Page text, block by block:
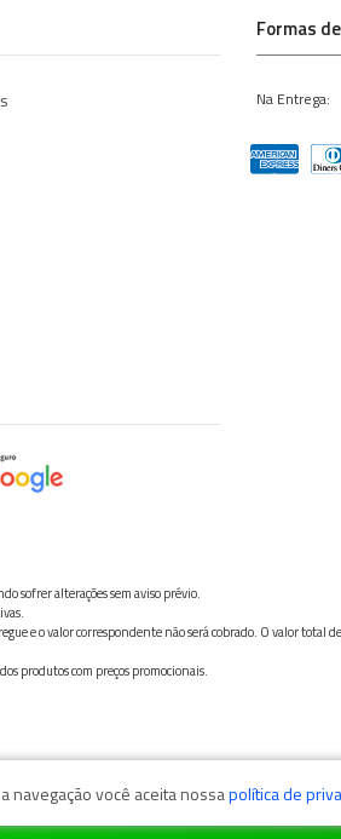
Formas
Na Entrega:
sofrer alterações sem aviso prévio.
e o valor correspondente não será cobrado. O valor total
produtos com preços promocionais.
navegação você aceita nossapolítica de